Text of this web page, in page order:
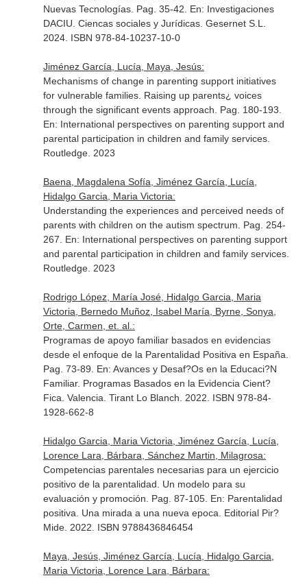
Nuevas Tecnologías. Pag. 35-42. En: Investigaciones
DACIU. Ciencas sociales y Jurídicas. Gesernet S.L.
2024. ISBN 978-84-10237-10-0
Jiménez García, Lucía, Maya, Jesús:
Mechanisms of change in parenting support initiatives
for vulnerable families. Raising up parents¿ voices
through the significant events approach. Pag. 180-193.
En: International perspectives on parenting support and
parental participation in children and family services.
Routledge. 2023
Baena, Magdalena Sofía, Jiménez García, Lucía,
Hidalgo Garcia, Maria Victoria:
Understanding the experiences and perceived needs of
parents with children on the autism spectrum. Pag. 254-
267. En: International perspectives on parenting support
and parental participation in children and family services.
Routledge. 2023
Rodrigo López, María José, Hidalgo Garcia, Maria
Victoria, Bernedo Muñoz, Isabel María, Byrne, Sonya,
Orte, Carmen, et. al.:
Programas de apoyo familiar basados en evidencias
desde el enfoque de la Parentalidad Positiva en España.
Pag. 73-89. En: Avances y Desaf?Os en la Educaci?N
Familiar. Programas Basados en la Evidencia Cient?
Fica . Valencia. Tirant Lo Blanch. 2022. ISBN 978-84-
1928-662-8
Hidalgo Garcia, Maria Victoria, Jiménez García, Lucía,
Lorence Lara, Bárbara, Sánchez Martin, Milagrosa:
Competencias parentales necesarias para un ejercicio
positivo de la parentalidad. Un modelo para su
evaluación y promoción. Pag. 87-105. En: Parentalidad
positiva. Una mirada a una nueva epoca . Editorial Pir?
Mide. 2022. ISBN 9788436846454
Maya, Jesús, Jiménez García, Lucía, Hidalgo Garcia,
Maria Victoria, Lorence Lara, Bárbara: